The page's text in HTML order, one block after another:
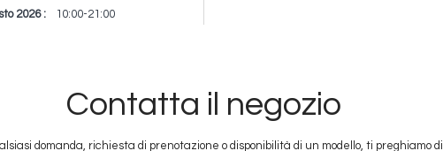
2026 :
10:00-21:00
Contatta il negozio
domanda, richiesta di prenotazione o disponibilità di un modello, ti preghiamo di